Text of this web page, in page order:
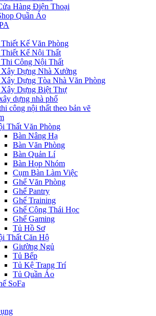
Hàng Điện Thoại
Quần Áo
Kế Văn Phòng
Kế Nội Thất
Công Nội Thất
Dựng Nhà Xưởng
Dựng Tòa Nhà Văn Phòng
Xây Dựng Biệt Thự
dựng nhà phố
công nội thất theo bản vẽ
Thất Văn Phòng
Bàn Nâng Hạ
Bàn Văn Phòng
Bàn Quản Lí
Bàn Họp Nhóm
Cụm Bàn Làm Việc
Ghế Văn Phòng
Ghế Pantry
Ghế Training
Ghế Công Thái Học
Ghế Gaming
Tủ Hồ Sơ
Thất Căn Hộ
Giường Ngủ
Tủ Bếp
Tủ Kệ Trang Trí
Tủ Quần Áo
SoFa